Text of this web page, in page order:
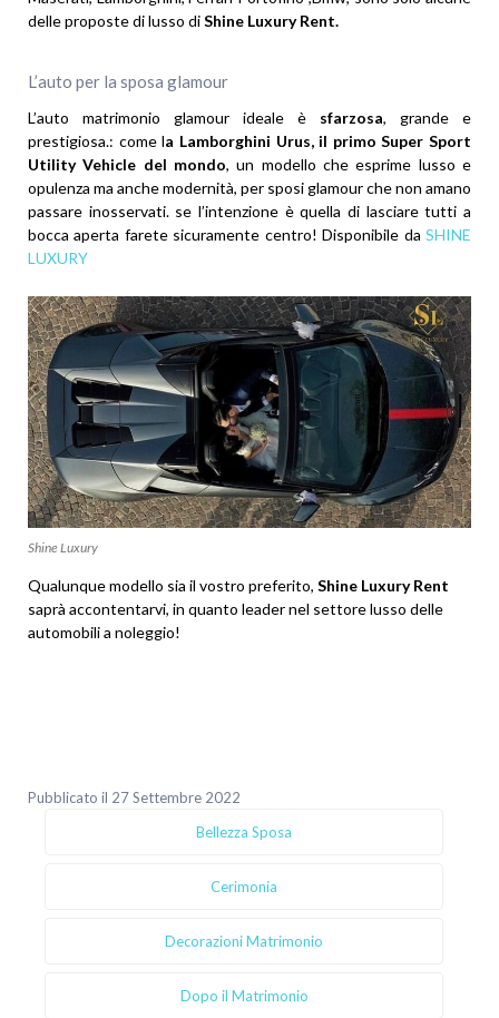
delle proposte di lusso diShine Luxury Rent.
L’auto per la sposa glamour
L’auto matrimonio glamour ideale è sfarzosa, grande e
prestigiosa.: come la Lamborghini Urus, il primo Super Sport
Utility Vehicle del mondo, un modello che esprime lusso e
opulenza ma anche modernità, per sposi glamour che non amano
passare inosservati. se l’intenzione è quella di lasciare tutti a
bocca aperta farete sicuramente centro! Disponibile da SHINE
LUXURY
Shine Luxury
Qualunque modello sia il vostro preferito, Shine Luxury Rent
saprà accontentarvi, in quanto leader nel settore lusso delle
automobili a noleggio!
Pubblicato il 27 Settembre 2022
Bellezza Sposa
Cerimonia
Decorazioni Matrimonio
Dopo il Matrimonio